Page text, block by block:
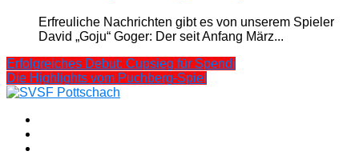
Erfreuliche Nachrichten gibt es von unserem Spieler
David „Goju“ Goger: Der seit Anfang März...
Erfolgreiches Debut: Cupsieg für Spendi
Die Highlights vom Puchberg-Spiel